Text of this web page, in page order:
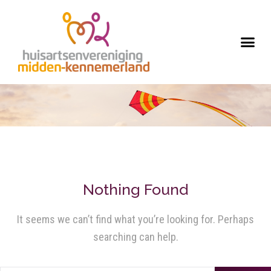
Nothing Found
It seems we can’t find what you’re looking for. Perhaps
searching can help.